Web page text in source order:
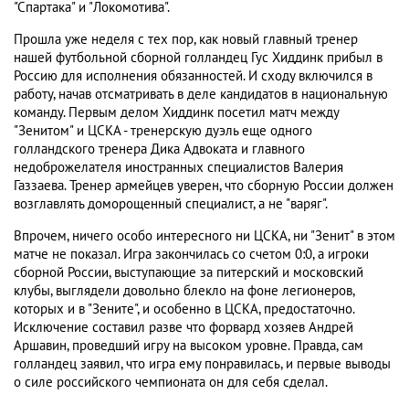
"Спартака" и "Локомотива".
Прошла уже неделя с тех пор, как новый главный тренер
нашей футбольной сборной голландец Гус Хиддинк прибыл в
Россию для исполнения обязанностей. И сходу включился в
работу, начав отсматривать в деле кандидатов в национальную
команду. Первым делом Хиддинк посетил матч между
"Зенитом" и ЦСКА - тренерскую дуэль еще одного
голландского тренера Дика Адвоката и главного
недоброжелателя иностранных специалистов Валерия
Газзаева. Тренер армейцев уверен, что сборную России должен
возглавлять доморощенный специалист, а не "варяг".
Впрочем, ничего особо интересного ни ЦСКА, ни "Зенит" в этом
матче не показал. Игра закончилась со счетом 0:0, а игроки
сборной России, выступающие за питерский и московский
клубы, выглядели довольно блекло на фоне легионеров,
которых и в "Зените", и особенно в ЦСКА, предостаточно.
Исключение составил разве что форвард хозяев Андрей
Аршавин, проведший игру на высоком уровне. Правда, сам
голландец заявил, что игра ему понравилась, и первые выводы
о силе российского чемпионата он для себя сделал.